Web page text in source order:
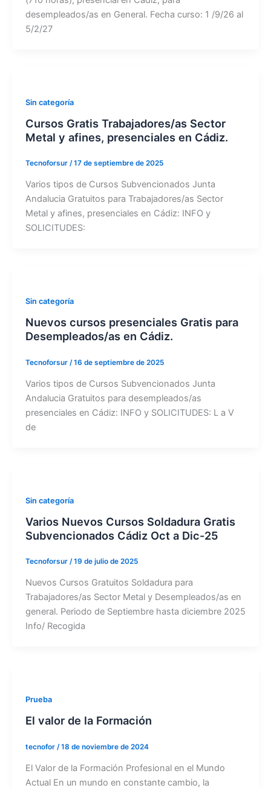
desempleados/as en General. Fecha curso: 1 /9/26 al
5/2/27
Sin categoría
Cursos Gratis Trabajadores/as Sector
Metal y afines, presenciales en Cádiz.
Tecnoforsur /17 de septiembre de 2025
Varios tipos de Cursos Subvencionados Junta
Andalucia Gratuitos para Trabajadores/as Sector
Metal y afines, presenciales en Cádiz: INFO y
SOLICITUDES:
Sin categoría
Nuevos cursos presenciales Gratis para
Desempleados/as en Cádiz.
Tecnoforsur /16 de septiembre de 2025
Varios tipos de Cursos Subvencionados Junta
Andalucia Gratuitos para desempleados/as
presenciales en Cádiz: INFO y SOLICITUDES: L a V
de
Sin categoría
Varios Nuevos Cursos Soldadura Gratis
Subvencionados Cádiz Oct a Dic-25
Tecnoforsur /19 de julio de 2025
Nuevos Cursos Gratuitos Soldadura para
Trabajadores/as Sector Metal y Desempleados/as en
general. Periodo de Septiembre hasta diciembre 2025
Info/ Recogida
Prueba
El valor de la Formación
tecnofor /18 de noviembre de 2024
El Valor de la Formación Profesional en el Mundo
Actual En un mundo en constante cambio, la